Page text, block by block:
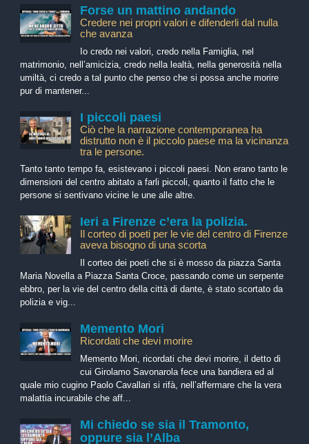
Forse un mattino andando
Credere nei propri valori e difenderli dal nulla
che avanza
Io credo nei valori, credo nella Famiglia, nel
matrimonio, nell’amicizia, credo nella lealtà, nella generosità nella
umiltà, ci credo a tal punto che penso che si possa anche morire
pur di mantener...
I piccoli paesi
Ciò che la narrazione contemporanea ha
distrutto non è il piccolo paese ma la vicinanza
tra le persone.
Tanto tanto tempo fa, esistevano i piccoli paesi. Non erano tanto le
dimensioni del centro abitato a farli piccoli, quanto il fatto che le
persone si sentivano vicine le une alle altre.
Ieri a Firenze c’era la polizia.
Il corteo di poeti per le vie del centro di Firenze
aveva bisogno di una scorta
Il corteo dei poeti che si è mosso da piazza Santa
Maria Novella a Piazza Santa Croce, passando come un serpente
ebbro, per la vie del centro della città di dante, è stato scortato da
polizia e vig...
Memento Mori
Ricordati che devi morire
Memento Mori, ricordati che devi morire, il detto di
cui Girolamo Savonarola fece una bandiera ed al
quale mio cugino Paolo Cavallari si rifà, nell’affermare che la vera
malattia incurabile che aff...
Mi chiedo se sia il Tramonto,
oppure sia l’Alba